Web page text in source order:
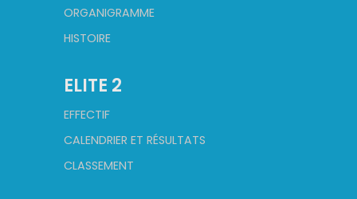
ORGANIGRAMME
HISTOIRE
ELITE 2
EFFECTIF
CALENDRIER ET RÉSULTATS
CLASSEMENT